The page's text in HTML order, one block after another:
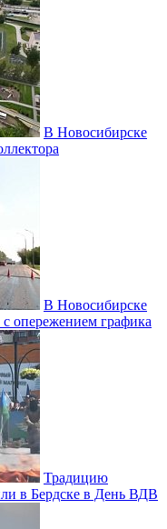
В Новосибирске
В Новосибирске
опережением графика
Традицию
в Бердске в День ВДВ